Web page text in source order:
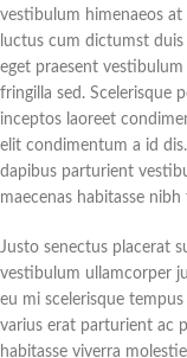
vestibulum himenaeos
luctus cum dictumst
eget praesent
fringilla sed. Scelerisque
inceptos laoreet
elit condimentum a id
dapibus parturient
maecenas habitasse
Justo senectus placerat
vestibulum ullamcorper
eu mi scelerisque
varius erat parturient ac
habitasse viverra